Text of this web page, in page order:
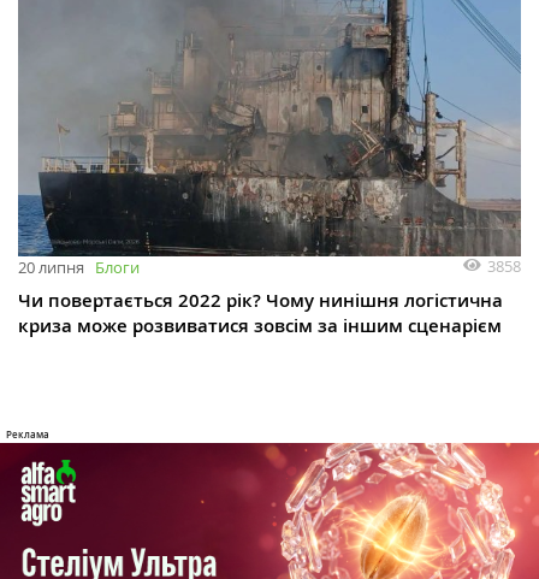
20 липня Блоги 3858
Чи повертається 2022 рік? Чому нинішня логістична
криза може розвиватися зовсім за іншим сценарієм